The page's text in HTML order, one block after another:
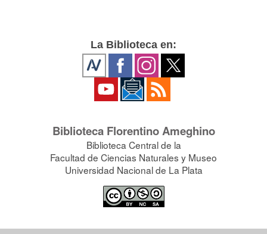
La Biblioteca en:
Biblioteca Florentino Ameghino
Biblioteca Central de la
Facultad de Ciencias Naturales y Museo
Universidad Nacional de La Plata